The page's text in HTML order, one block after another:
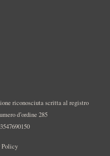
riconosciuta scritta al registro
d’ordine 285
Policy